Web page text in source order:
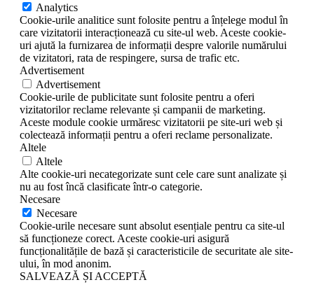
Analytics
Cookie-urile analitice sunt folosite pentru a înțelege modul în
care vizitatorii interacționează cu site-ul web. Aceste cookie-
uri ajută la furnizarea de informații despre valorile numărului
de vizitatori, rata de respingere, sursa de trafic etc.
Advertisement
Advertisement
Cookie-urile de publicitate sunt folosite pentru a oferi
vizitatorilor reclame relevante și campanii de marketing.
Aceste module cookie urmăresc vizitatorii pe site-uri web și
colectează informații pentru a oferi reclame personalizate.
Altele
Altele
Alte cookie-uri necategorizate sunt cele care sunt analizate și
nu au fost încă clasificate într-o categorie.
Necesare
Necesare
Cookie-urile necesare sunt absolut esențiale pentru ca site-ul
să funcționeze corect. Aceste cookie-uri asigură
funcționalitățile de bază și caracteristicile de securitate ale site-
ului, în mod anonim.
SALVEAZĂ ȘI ACCEPTĂ